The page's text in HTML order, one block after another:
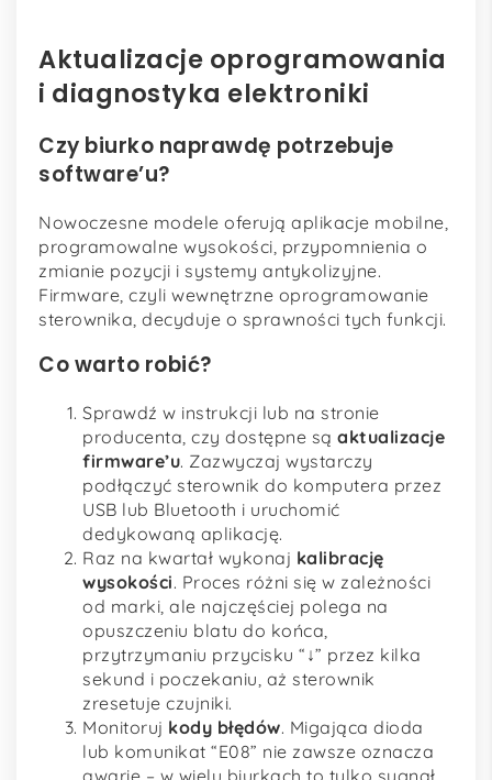
Aktualizacje oprogramowania
i diagnostyka elektroniki
Czy biurko naprawdę potrzebuje
software’u?
Nowoczesne modele oferują aplikacje mobilne,
programowalne wysokości, przypomnienia o
zmianie pozycji i systemy antykolizyjne.
Firmware, czyli wewnętrzne oprogramowanie
sterownika, decyduje o sprawności tych funkcji.
Co warto robić?
Sprawdź w instrukcji lub na stronie
producenta, czy dostępne są aktualizacje
firmware’u. Zazwyczaj wystarczy
podłączyć sterownik do komputera przez
USB lub Bluetooth i uruchomić
dedykowaną aplikację.
Raz na kwartał wykonaj kalibrację
wysokości. Proces różni się w zależności
od marki, ale najczęściej polega na
opuszczeniu blatu do końca,
przytrzymaniu przycisku “↓” przez kilka
sekund i poczekaniu, aż sterownik
zresetuje czujniki.
Monitoruj kody błędów. Migająca dioda
lub komunikat “E08” nie zawsze oznacza